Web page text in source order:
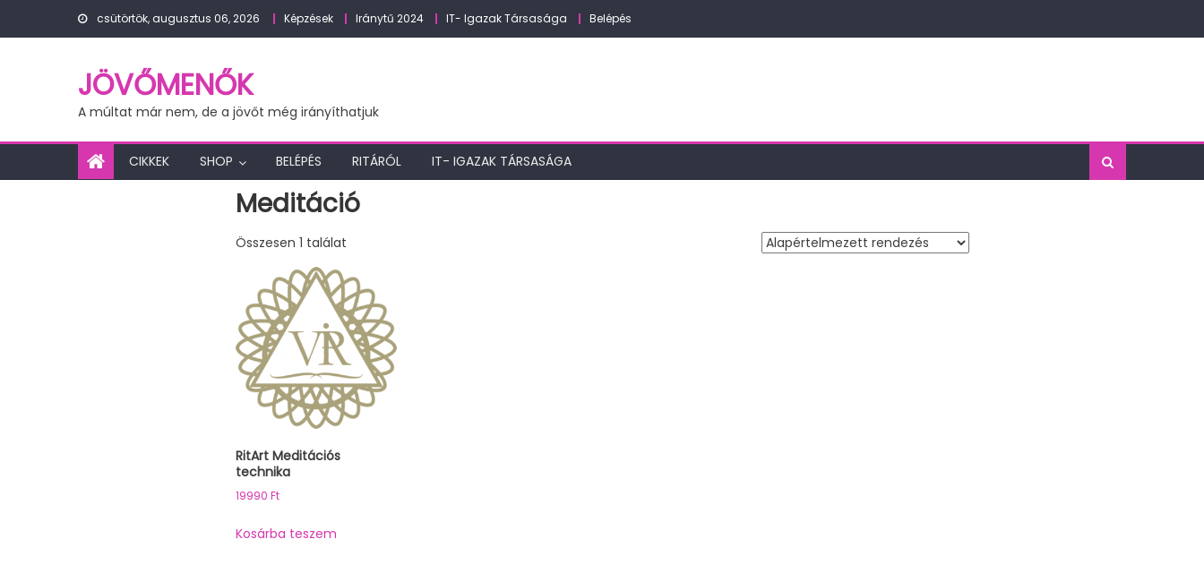
csütörtök, augusztus 06, 2026 Képzések Iránytű 2024 IT- Igazak Társasága Belépés
JÖVŐMENŐK
A múltat már nem, de a jövőt még irányíthatjuk
CIKKEK SHOP BELÉPÉS RITÁRÓL IT- IGAZAK TÁRSASÁGA
Meditáció
Összesen 1 találat
RitArt Meditációs
technika
19990 Ft
Kosárba teszem